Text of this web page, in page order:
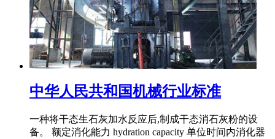
中华人民共和国机械行业标准
一种将干态生石灰加水反应后,制成干态消石灰粉的设
备。 额定消化能力 hydration capacity 单位时间内消化器